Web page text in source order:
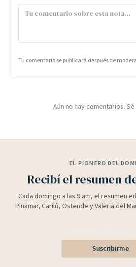
Tu comentario se publicará después de
Aún no hay comentarios.
EL PIONERO DEL
Recibí el resumen
Cada domingo a las 9 am, el resumen
Pinamar, Cariló, Ostende y Valeria del
Suscribirme